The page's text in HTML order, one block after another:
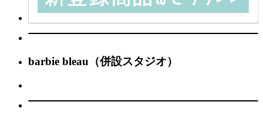
barbie bleau（併設スタジオ）